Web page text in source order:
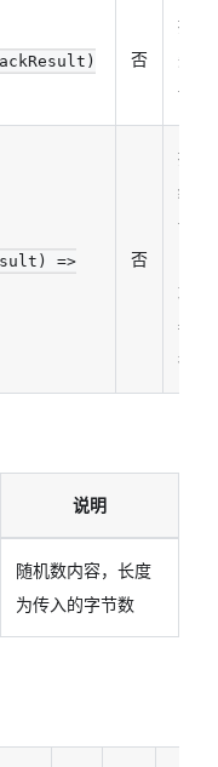
否
接口
失败
调函
=>
否
接口
结束
调函
功、
都会
行）
说明
随机数内容，长度
为传入的字节数